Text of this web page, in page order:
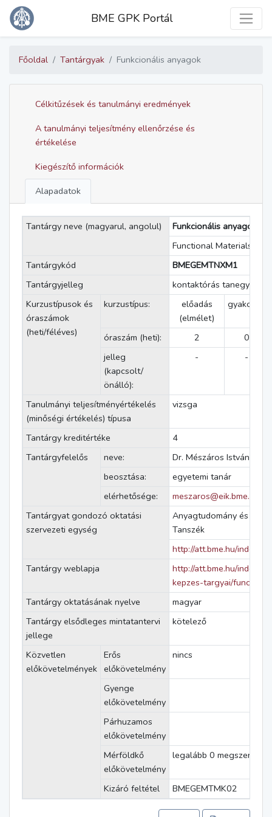
BME GPK Portál
Főoldal Tantárgyak Funkcionális anyagok
Alapadatok
Célkitűzések és tanulmányi eredmények
A tanulmányi teljesítmény ellenőrzése és
értékelése
Kiegészítő információk
Tantárgy neve (magyarul, angolul)
Funkcionális anyagok
Functional Materials
Tantárgykód
BMEGEMTNXM1
Tantárgyjelleg
kontaktórás tanegység
Kurzustípusok és
óraszámok
(heti/féléves)
kurzustípus:
előadás
(elmélet)
gyakorlat
óraszám (heti): 2
0
jelleg
(kapcsolt/
önálló):
- -
Tanulmányi teljesítményértékelés
(minőségi értékelés) típusa
vizsga
Tantárgy kreditértéke
4
Tantárgyfelelős
neve:
Dr. Mészáros István
beosztása:
egyetemi tanár
elérhetősége:
meszaros@eik.bme.hu
Tantárgyat gondozó oktatási
szervezeti egység
Anyagtudomány és
Tanszék
http://att.bme.hu/
Tantárgy weblapja
http://att.bme.hu/
kepzes-targyai/
Tantárgy oktatásának nyelve
magyar
Tantárgy elsődleges mintatantervi
jellege
kötelező
Közvetlen
előkövetelmények
Erős
előkövetelmény
nincs
Gyenge
előkövetelmény
Párhuzamos
előkövetelmény
Mérföldkő
előkövetelmény
legalább 0 megszerzett
Kizáró feltétel BMEGEMTMK02